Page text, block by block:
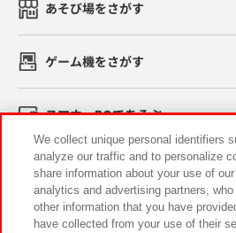
あそび場をさがす
ゲーム機をさがす
スマホ・PCであそぶ
イベント・キャンペーン
We collect unique personal identifiers
analyze our traffic and to personalize
share information about your use of
analytics and advertising partners,
other information that you have
have collected from your use of their